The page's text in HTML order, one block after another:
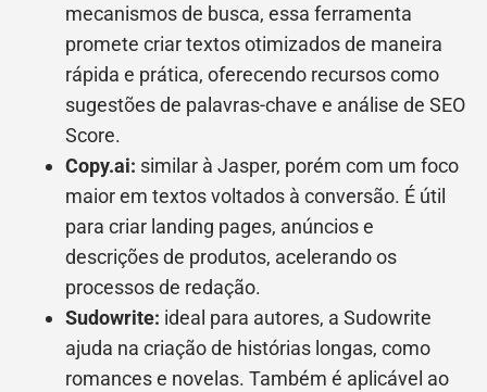
mecanismos de busca, essa ferramenta
promete criar textos otimizados de maneira
rápida e prática, oferecendo recursos como
sugestões de palavras-chave e análise de SEO
Score.
Copy.ai: similar à Jasper, porém com um foco
maior em textos voltados à conversão. É útil
para criar landing pages, anúncios e
descrições de produtos, acelerando os
processos de redação.
Sudowrite: ideal para autores, a Sudowrite
ajuda na criação de histórias longas, como
romances e novelas. Também é aplicável ao